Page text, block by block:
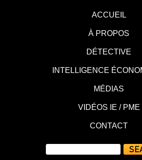
ACCUEIL
À PROPOS
DÉTECTIVE
INTELLIGENCE
MÉDIAS
VIDÉOS IE / PME
CONTACT